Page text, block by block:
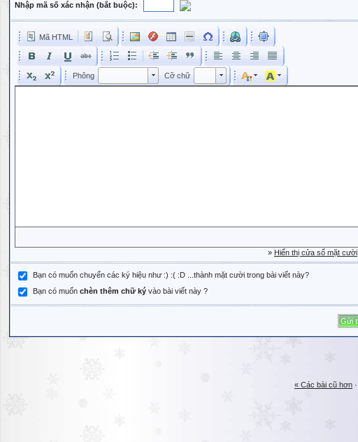
Nhập mã số xác nhận (bắt buộc):
Mã HTML
Phông Cỡ chữ Kích cỡ phông
» Hiển thị cửa sổ mặt cười
Bạn có muốn chuyển các ký hiệu như :) :( :D ...thành mặt cười trong bài viết này?
Bạn có muốn chèn thêm chữ ký vào bài viết này ?
« Các bài cũ hơn ·